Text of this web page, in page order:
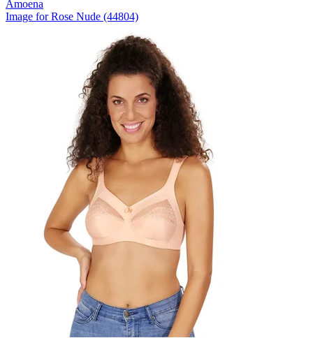
Amoena
Image for Rose Nude (44804)